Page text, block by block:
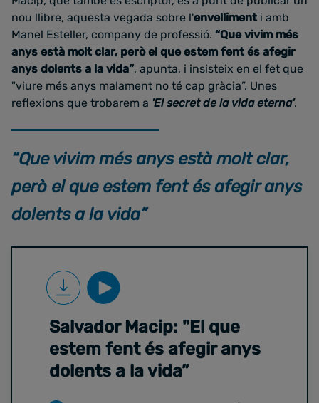
nou llibre, aquesta vegada sobre l'envelliment i amb
Manel Esteller, company de professió. “Que vivim més
anys està molt clar, però el que estem fent és afegir
anys dolents a la vida”, apunta, i insisteix en el fet que
"viure més anys malament no té cap gràcia”. Unes
reflexions que trobarem a 'El secret de la vida eterna'.
“Que vivim més anys està molt clar,
però el que estem fent és afegir anys
dolents a la vida”
Salvador Macip: "El que
estem fent és afegir anys
dolents a la vida”